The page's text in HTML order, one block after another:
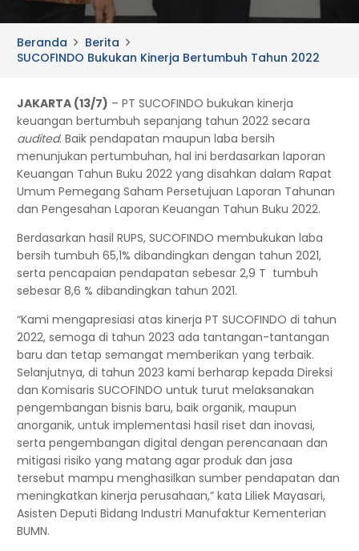
Beranda
Berita
SUCOFINDO Bukukan Kinerja Bertumbuh Tahun 2022
JAKARTA (13/7) – PT SUCOFINDO bukukan kinerja
keuangan bertumbuh sepanjang tahun 2022 secara
audited. Baik pendapatan maupun laba bersih
menunjukan pertumbuhan, hal ini berdasarkan laporan
Keuangan Tahun Buku 2022 yang disahkan dalam Rapat
Umum Pemegang Saham Persetujuan Laporan Tahunan
dan Pengesahan Laporan Keuangan Tahun Buku 2022.
Berdasarkan hasil RUPS, SUCOFINDO membukukan laba
bersih tumbuh 65,1% dibandingkan dengan tahun 2021,
serta pencapaian pendapatan sebesar 2,9 T tumbuh
sebesar 8,6 % dibandingkan tahun 2021.
“Kami mengapresiasi atas kinerja PT SUCOFINDO di tahun
2022, semoga di tahun 2023 ada tantangan-tantangan
baru dan tetap semangat memberikan yang terbaik.
Selanjutnya, di tahun 2023 kami berharap kepada Direksi
dan Komisaris SUCOFINDO untuk turut melaksanakan
pengembangan bisnis baru, baik organik, maupun
anorganik, untuk implementasi hasil riset dan inovasi,
serta pengembangan digital dengan perencanaan dan
mitigasi risiko yang matang agar produk dan jasa
tersebut mampu menghasilkan sumber pendapatan dan
meningkatkan kinerja perusahaan,” kata Liliek Mayasari,
Asisten Deputi Bidang Industri Manufaktur Kementerian
BUMN.